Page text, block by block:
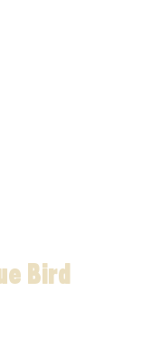
Bird